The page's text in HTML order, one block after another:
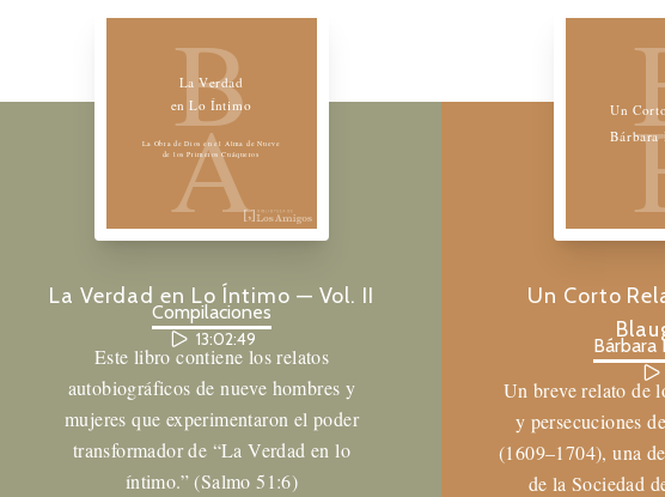
B
A
La Verdad
en Lo Íntimo
La Obra de Dios en el Alma de Nueve
de los Primeros Cuáqueros
La Verdad en Lo Íntimo — Vol. II
Compilaciones
13:02:49
Este libro contiene los relatos
autobiográficos de nueve hombres y
mujeres que experimentaron el poder
transformador de “La Verdad en lo
íntimo.” (Salmo 51:6)
Un
Bárbara
Un Corto
Bárbara
Un breve relato de
y persecuciones
(1609–1704), una
de la Sociedad